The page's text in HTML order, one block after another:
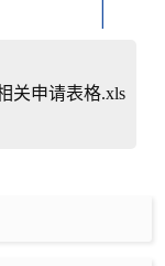
关申请表格.xls